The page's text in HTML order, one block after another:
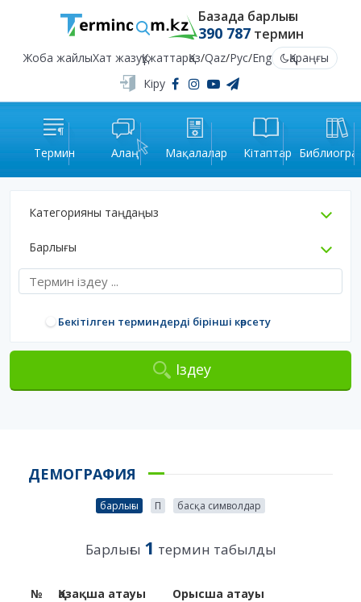
Базада барлығы
390 787термин
Жоба жайлыХат жазуҚұжаттарҚаз/Qaz/Рус/Eng
Қараңғы
Кіру
Термин Алаң Мақалалар Кітаптар
Категорияны таңдаңыз
Барлығы
Бекітілген терминдерді бірінші көрсету
Іздеу
ДЕМОГРАФИЯ
барлығы П басқа символдар
Барлығы 1 термин табылды
№ Қазақша атауы
Орысша атауы